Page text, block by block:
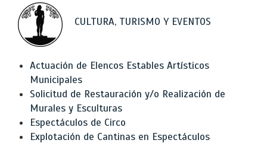
CULTURA, TURISMO Y EVENTOS
Actuación de Elencos Estables Artísticos
Municipales
Solicitud de Restauración y/o Realización de
Murales y Esculturas
Espectáculos de Circo
Explotación de Cantinas en Espectáculos